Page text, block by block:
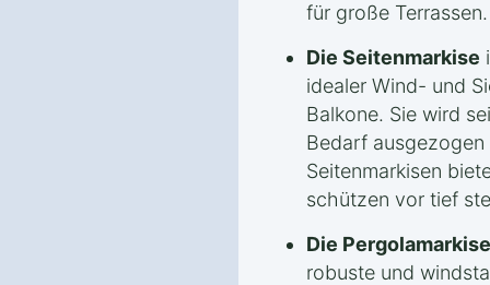
für große Terrassen.
Die Seitenmarkise
idealer Wind- und
Balkone. Sie wird
Bedarf
Seitenmarkisen
schützen vor tief
Die Pergolamarkise
robuste und